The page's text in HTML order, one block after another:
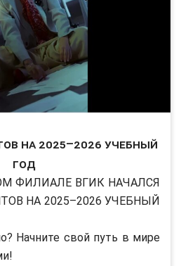
НА 2025–2026 УЧЕБНЫЙ
ГОД
ФИЛИАЛЕ ВГИК НАЧАЛСЯ
НА 2025–2026 УЧЕБНЫЙ
Начните свой путь в мире